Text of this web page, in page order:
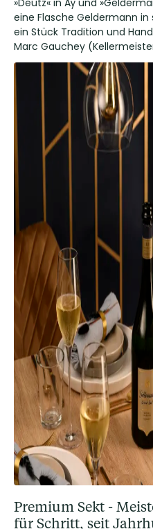
»Deutz« in Aÿ und
eine Flasche Geldermann
ein Stück Tradition und
Marc Gauchey
Premium Sekt -
für Schritt, seit